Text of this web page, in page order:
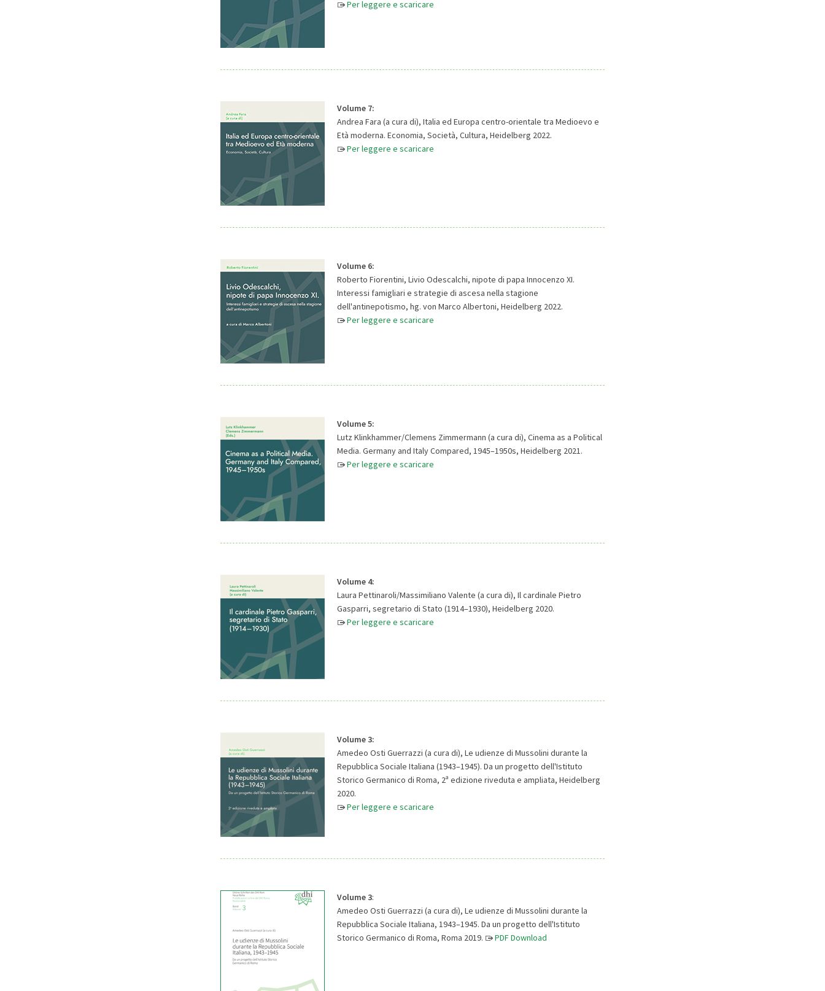
Per leggere e scaricare
Volume 7:
Andrea Fara (a cura di), Italia ed Europa centro-orientale tra Medioevo e
Età moderna. Economia, Società, Cultura, Heidelberg 2022.
Per leggere e scaricare
Volume 6:
Roberto Fiorentini, Livio Odescalchi, nipote di papa Innocenzo XI.
Interessi famigliari e strategie di ascesa nella stagione
dell'antinepotismo, hg. von Marco Albertoni, Heidelberg 2022.
Per leggere e scaricare
Volume 5:
Lutz Klinkhammer/Clemens Zimmermann (a cura di), Cinema as a Political
Media. Germany and Italy Compared, 1945–1950s, Heidelberg 2021.
Per leggere e scaricare
Volume 4:
Laura Pettinaroli/Massimiliano Valente (a cura di), Il cardinale Pietro
Gasparri, segretario di Stato (1914–1930), Heidelberg 2020.
Per leggere e scaricare
Volume 3:
Amedeo Osti Guerrazzi (a cura di), Le udienze di Mussolini durante la
Repubblica Sociale Italiana (1943–1945). Da un progetto dell'Istituto
Storico Germanico di Roma, 2a edizione riveduta e ampliata, Heidelberg
2020.
Per leggere e scaricare
Volume 3:
Amedeo Osti Guerrazzi (a cura di), Le udienze di Mussolini durante la
Repubblica Sociale Italiana, 1943–1945. Da un progetto dell'Istituto
Storico Germanico di Roma, Roma 2019.
PDF Download